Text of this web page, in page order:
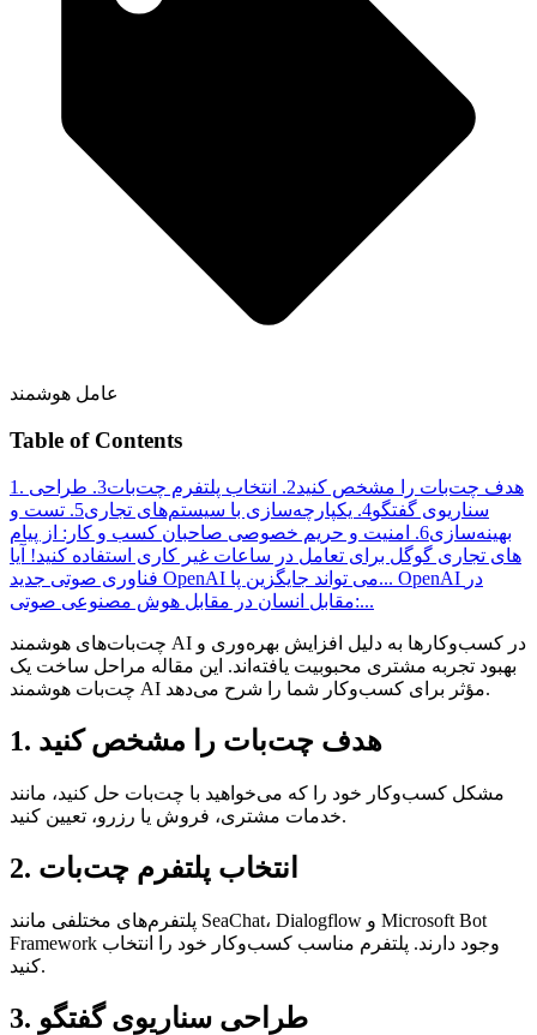
عامل هوشمند
Table of Contents
1. هدف چت‌بات را مشخص کنید2. انتخاب پلتفرم چت‌بات
3. طراحی
سناریوی گفتگو4. یکپارچه‌سازی با سیستم‌های تجاری
5. تست و
بهینه‌سازی6. امنیت و حریم خصوصی
صاحبان کسب و کار: از پیام
های تجاری گوگل برای تعامل در ساعات غیر کاری استفاده کنید! آیا
فناوری صوتی جدید OpenAI می تواند جایگزین پا... OpenAI در
مقابل انسان در مقابل هوش مصنوعی صوتی:...
چت‌بات‌های هوشمند AI در کسب‌وکارها به دلیل افزایش بهره‌وری و
بهبود تجربه مشتری محبوبیت یافته‌اند. این مقاله مراحل ساخت یک
چت‌بات هوشمند AI مؤثر برای کسب‌وکار شما را شرح می‌دهد.
1. هدف چت‌بات را مشخص کنید
مشکل کسب‌وکار خود را که می‌خواهید با چت‌بات حل کنید، مانند
خدمات مشتری، فروش یا رزرو، تعیین کنید.
2. انتخاب پلتفرم چت‌بات
پلتفرم‌های مختلفی مانند SeaChat، Dialogflow و Microsoft Bot
Framework وجود دارند. پلتفرم مناسب کسب‌وکار خود را انتخاب
کنید.
3. طراحی سناریوی گفتگو